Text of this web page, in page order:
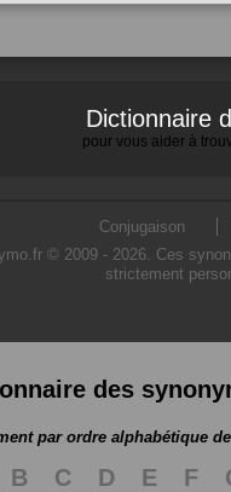
Dictionnaire
pour vous aider à
Conjugaison
© 2009 - 2026. Ces
strictement
des
par ordre alphabétique
B C D E F